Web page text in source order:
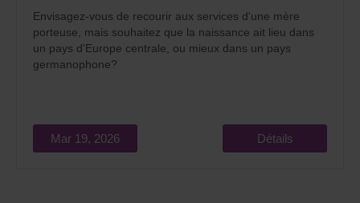
Envisagez-vous de recourir aux services d'une mère
porteuse, mais souhaitez que la naissance ait lieu dans
un pays d'Europe centrale, ou mieux dans un pays
germanophone?
Mar 19, 2026 Détails